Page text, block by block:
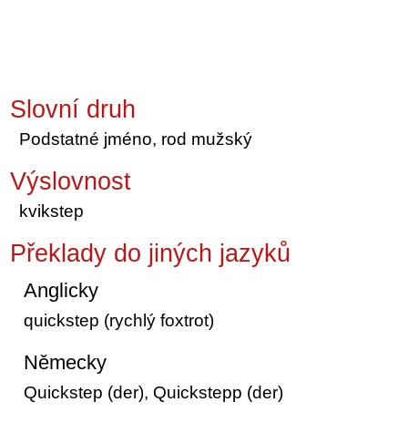
Slovní druh
Podstatné jméno, rod mužský
Výslovnost
kvikstep
Překlady do jiných jazyků
Anglicky
quickstep (rychlý foxtrot)
Německy
Quickstep (der), Quickstepp (der)